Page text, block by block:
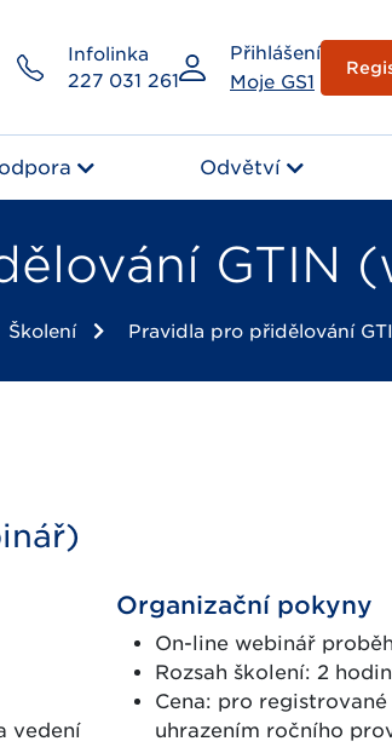
Infolinka
227 031 261
Přihlášení
Moje GS1
Odvětví
GTIN
Školení Pravidla pro přidělování
vedení
Organizační pokyny
On-line webinář
Rozsah školení: 2
Cena: pro
uhrazením ročního